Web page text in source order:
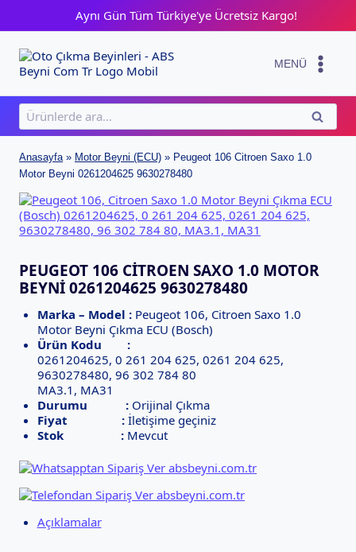
content
Aynı Gün Tüm Türkiye'ye Ücretsiz Kargo!
MENÜ
Ara:
ARA
Anasayfa» Motor Beyni (ECU) » Peugeot 106 Citroen Saxo 1.0
Motor Beyni 0261204625 9630278480
PEUGEOT 106 CITROEN SAXO 1.0 MOTOR
BEYNI 0261204625 9630278480
Marka – Model :Peugeot 106, Citroen Saxo 1.0
Motor Beyni Çıkma ECU (Bosch)
Ürün Kodu :
0261204625, 0 261 204 625, 0261 204 625,
9630278480, 96 302 784 80
MA3.1, MA31
Durumu :Orijinal Çıkma
Fiyat :İletişime geçiniz
Stok :Mevcut
Açıklamalar